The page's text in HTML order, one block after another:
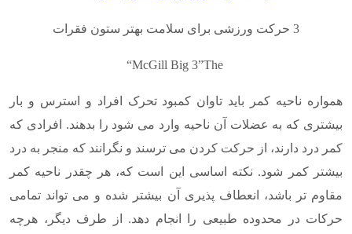
3 حرکت ورزشی برای سلامت بهتر ستون فقرات
The
“McGill Big 3”
همواره ناحیه کمر باید تاوان کمبود تحرک افراد و استرس و بار
بیشتری که به عضلات آن ناحیه وارد می شود را بدهند. افرادی که
کمر درد دارند، از حرکت کردن می ترسند و نگرانند که منجر به درد
بیشتر کمر شود. نکته اساسی این است که، هر چقدر ناحیه کمر
مقاوم تر باشد، انعطاف پذیری آن بیشتر شده و می تواند تمامی
حرکات در محدوده طبیعی را انجام دهد. از طرف دیگر، هرچه